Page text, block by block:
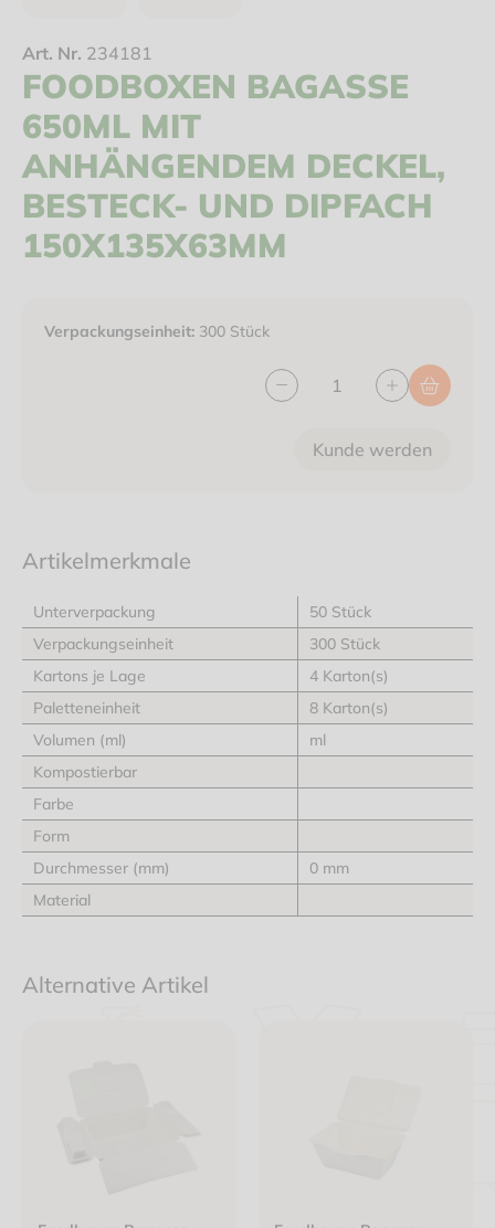
Art. Nr. 234181
FOODBOXEN BAGASSE
650ML MIT
ANHÄNGENDEM DECKEL,
BESTECK- UND DIPFACH
150X135X63MM
Verpackungseinheit: 300 Stück
Kunde werden
Artikelmerkmale
Unterverpackung
50 Stück
Verpackungseinheit
300 Stück
Kartons je Lage
4 Karton(s)
Paletteneinheit
8 Karton(s)
Volumen (ml)
ml
Kompostierbar
Farbe
Form
Durchmesser (mm)
0 mm
Material
Alternative Artikel